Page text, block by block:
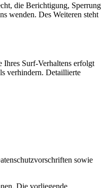
die Berichtigung, Sperrung
wenden. Des Weiteren steht
Ihres Surf-Verhaltens erfolgt
verhindern. Detaillierte
sowie
Die vorliegende